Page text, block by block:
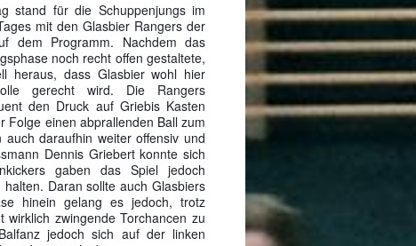
stand für die Schuppenjungs im
mit den Glasbier Rangers der
dem Programm. Nachdem das
noch recht offen gestaltete,
heraus, dass Glasbier wohl hier
gerecht wird. Die Rangers
den Druck auf Griebis Kasten
Folge einen abprallenden Ball zum
auch daraufhin weiter offensiv und
Dennis Griebert konnte sich
gaben das Spiel jedoch
Daran sollte auch Glasbiers
hinein gelang es jedoch, trotz
zwingende Torchancen zu
jedoch sich auf der linken